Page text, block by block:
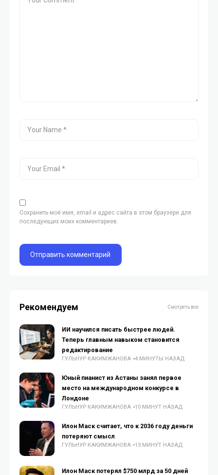
Сохранить моё имя, email и адрес сайта в этом браузере для
последующих моих комментариев.
Рекомендуем Смотреть все
ИИ научился писать быстрее людей.
Теперь главным навыком становится
редактирование
ГУЛЬНУР КАКИМЖАНОВА 4 МИНУТЫ НАЗАД
Юный пианист из Астаны занял первое
место на международном конкурсе в
Лондоне
ГУЛЬНУР КАКИМЖАНОВА 10 МИНУТ НАЗАД
Илон Маск считает, что к 2036 году деньги
потеряют смысл
ГУЛЬНУР КАКИМЖАНОВА 13 МИНУТ НАЗАД
Илон Маск потерял $750 млрд за 50 дней